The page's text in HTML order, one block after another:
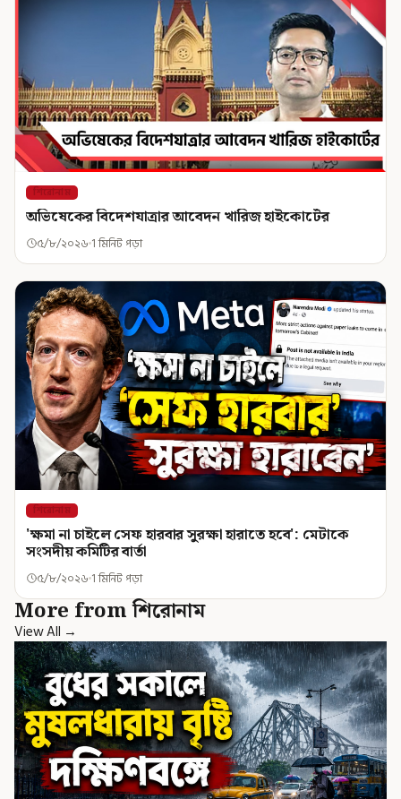
শিরোনাম
অভিষেকের বিদেশযাত্রার আবেদন খারিজ হাইকোর্টের
৫/৮/২০২৬ 1 মিনিট পড়া
শিরোনাম
'ক্ষমা না চাইলে সেফ হারবার সুরক্ষা হারাতে হবে': মেটাকে
সংসদীয় কমিটির বার্তা
৫/৮/২০২৬ 1 মিনিট পড়া
More from শিরোনাম
View All →